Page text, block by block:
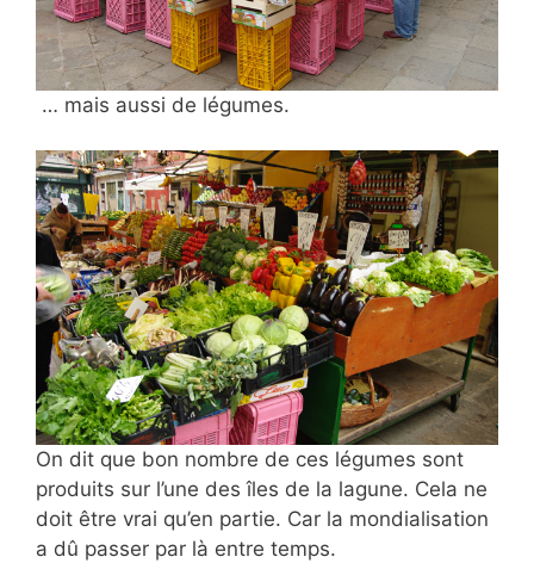
… mais aussi de légumes.
On dit que bon nombre de ces légumes sont
produits sur l’une des îles de la lagune. Cela ne
doit être vrai qu’en partie. Car la mondialisation
a dû passer par là entre temps.